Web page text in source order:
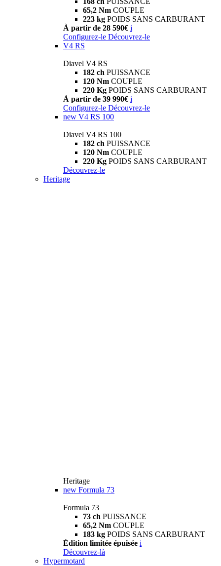
65,2 Nm COUPLE
223 kg POIDS SANS CARBURANT
À partir de 28 590€ i
Configurez-le Découvrez-le
V4 RS
Diavel V4 RS
182 ch PUISSANCE
120 Nm COUPLE
220 Kg POIDS SANS CARBURANT
À partir de 39 990€ i
Configurez-le Découvrez-le
new V4 RS 100
Diavel V4 RS 100
182 ch PUISSANCE
120 Nm COUPLE
220 Kg POIDS SANS CARBURANT
Découvrez-le
Heritage
Heritage
new Formula 73
Formula 73
73 ch PUISSANCE
65,2 Nm COUPLE
183 kg POIDS SANS CARBURANT
Édition limitée épuisée i
Découvrez-là
Hypermotard